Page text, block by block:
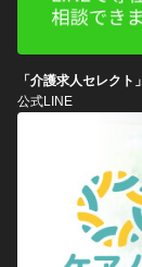
「介護求人セレクト」
公式LINE